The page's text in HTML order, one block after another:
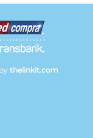
thelinkit.com